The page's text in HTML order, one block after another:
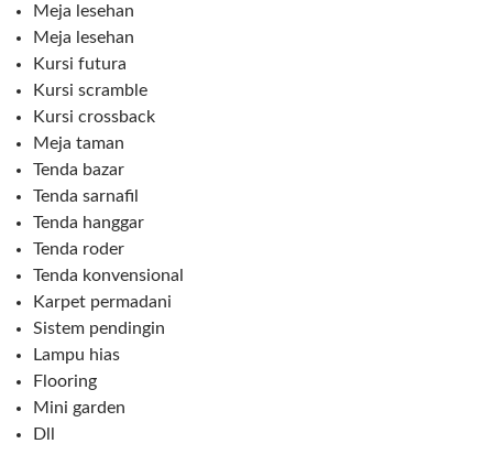
Meja lesehan
Meja lesehan
Kursi futura
Kursi scramble
Kursi crossback
Meja taman
Tenda bazar
Tenda sarnafil
Tenda hanggar
Tenda roder
Tenda konvensional
Karpet permadani
Sistem pendingin
Lampu hias
Flooring
Mini garden
Dll